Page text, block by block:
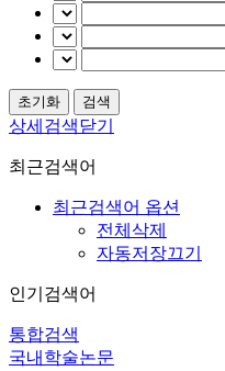
상세검색닫기
최근검색어
최근검색어 옵션
전체삭제
자동저장끄기
인기검색어
통합검색
국내학술논문